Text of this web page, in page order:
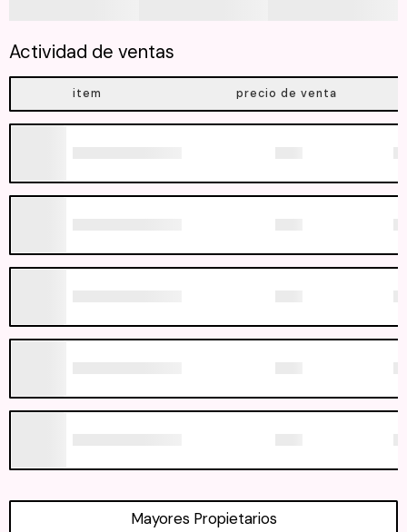
Actividad de ventas
item precio de venta
Mayores Propietarios